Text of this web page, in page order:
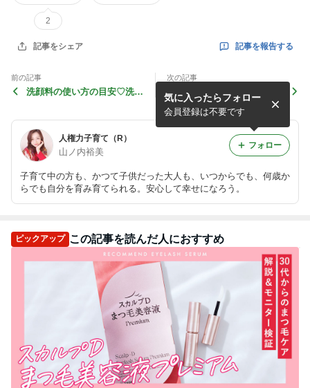
2
記事をシェア 記事を報告する
前の記事
洗顔料の使い方の目安♡洗顔
次の記事
あなたの「肌質」のほとんど
が「自称」自分の標準を知っ
ていますか？
人権力子育て（R）
山ノ内裕美
子育て中の方も、かつて子供だった大人も、いつからでも、何歳か
らでも自分を育み育てられる。安心して幸せになろう。
気に入ったらフォロー
会員登録は不要です
フォロー
ピックアップ この記事を読んだ人におすすめ